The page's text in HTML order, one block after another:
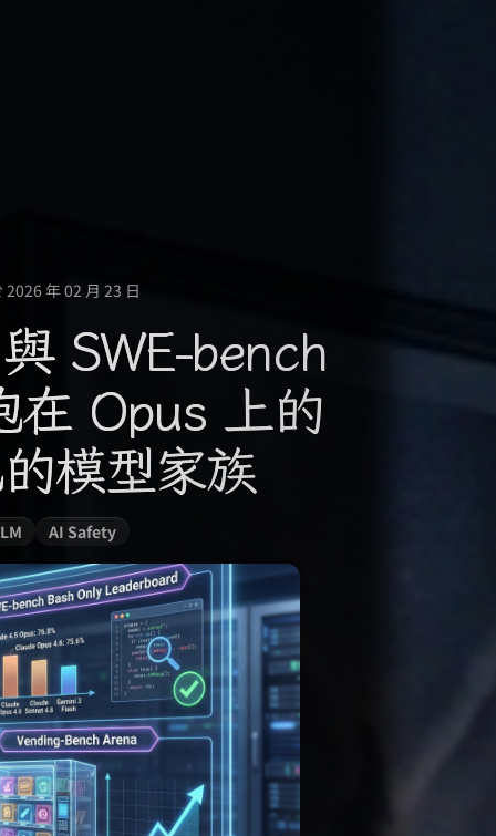
2026 年 02 月 23 日
SWE-bench
在 Opus 上的
模型家族
AI Safety